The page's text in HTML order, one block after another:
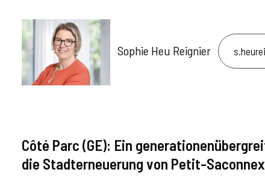
Sophie Heu Reignier
Côté Parc (GE): Ein
die Stadterneuerung von Petit-